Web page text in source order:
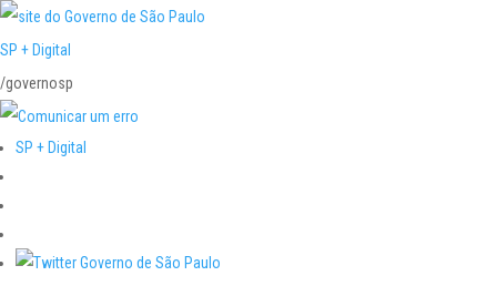
SP + Digital
/governosp
SP + Digital